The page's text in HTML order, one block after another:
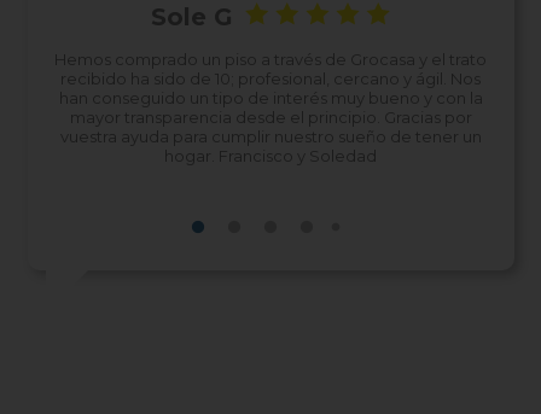
Sole G
Hemos comprado un piso a través de Grocasa y el trato
recibido ha sido de 10; profesional, cercano y ágil. Nos
han conseguido un tipo de interés muy bueno y con la
mayor transparencia desde el principio. Gracias por
vuestra ayuda para cumplir nuestro sueño de tener un
hogar. Francisco y Soledad